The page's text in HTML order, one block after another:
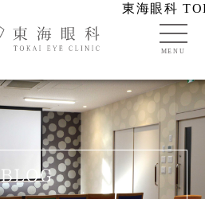
東海眼科